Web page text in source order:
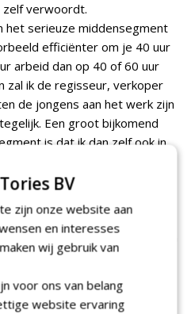
zelf verwoordt.
het serieuze middensegment
efficiënter om je 40 uur
arbeid dan op 40 of 60 uur
zal ik de regisseur, verkoper
de jongens aan het werk zijn
Een groot bijkomend
is dat ik dan zelf ook in
'Een "zescijferige"
risico aan. Dat zijn goede
streep zijn ze minder
een treetje lager zitten, in
interessant rendement en
werk achter elkaar, of een
zijn altijd super-
BV
zijn onze website aan
en interesses
wij gebruik van
voor ons van belang
website ervaring